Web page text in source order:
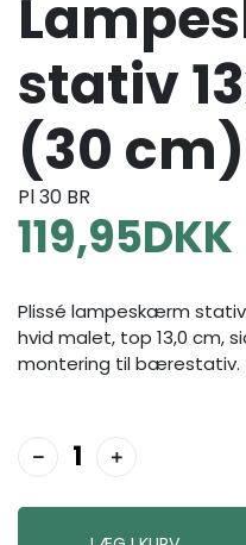
stativ
(30 cm)
Pl 30 BR
119,95DKK
Plissé lampeskærm stativ
hvid malet, top 13,0 cm,
montering til bærestativ.